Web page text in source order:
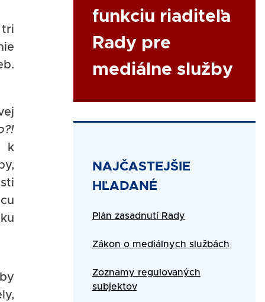
k
funkciu riaditeľa
Rady pre
mediálne služby
Title
NAJČASTEJŠIE
HĽADANÉ
Text
Plán zasadnutí Rady
Zákon o mediálnych službách
Zoznamy regulovaných
subjektov